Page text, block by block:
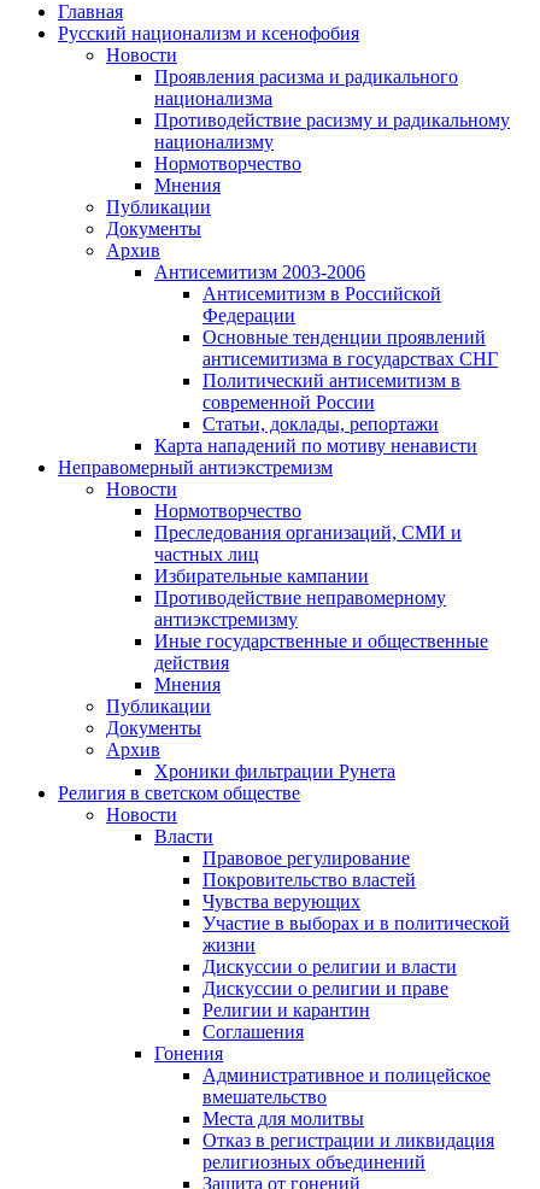
Главная
Русский национализм и ксенофобия
Новости
Проявления расизма и радикального
национализма
Противодействие расизму и радикальному
национализму
Нормотворчество
Мнения
Публикации
Документы
Архив
Антисемитизм 2003-2006
Антисемитизм в Российской
Федерации
Основные тенденции проявлений
антисемитизма в государствах СНГ
Политический антисемитизм в
современной России
Статьи, доклады, репортажи
Карта нападений по мотиву ненависти
Неправомерный антиэкстремизм
Новости
Нормотворчество
Преследования организаций, СМИ и
частных лиц
Избирательные кампании
Противодействие неправомерному
антиэкстремизму
Иные государственные и общественные
действия
Мнения
Публикации
Документы
Архив
Хроники фильтрации Рунета
Религия в светском обществе
Новости
Власти
Правовое регулирование
Покровительство властей
Чувства верующих
Участие в выборах и в политической
жизни
Дискуссии о религии и власти
Дискуссии о религии и праве
Религии и карантин
Соглашения
Гонения
Административное и полицейское
вмешательство
Места для молитвы
Отказ в регистрации и ликвидация
религиозных объединений
Защита от гонений